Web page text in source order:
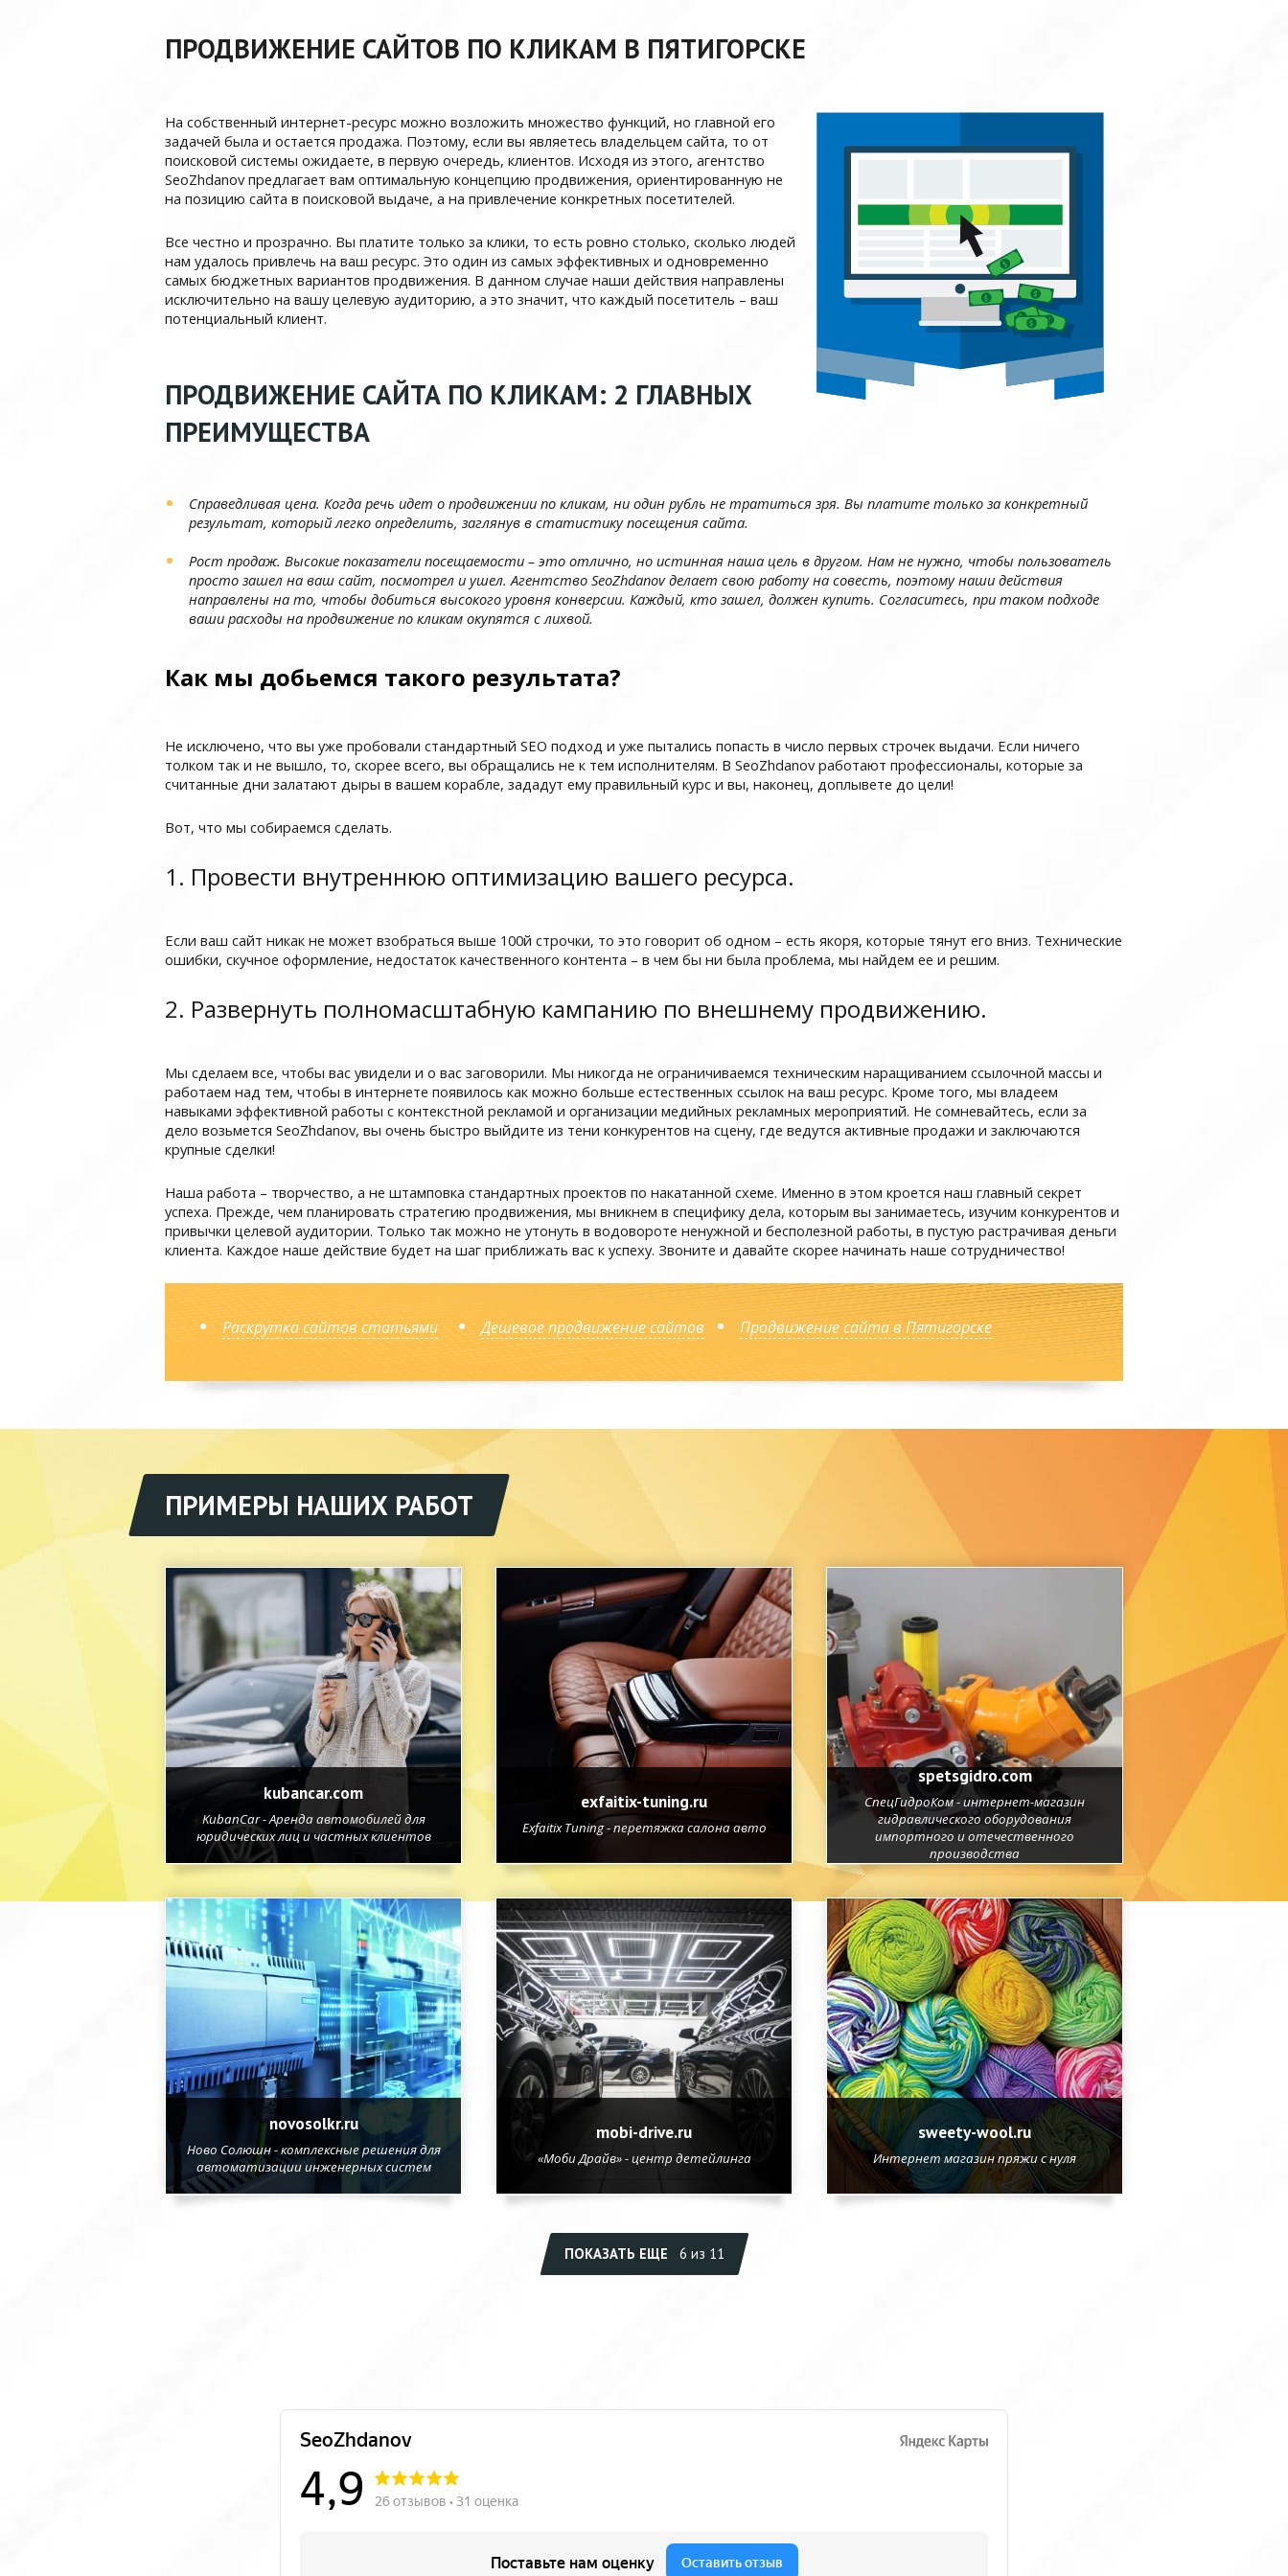
ПРОДВИЖЕНИЕ САЙТОВ ПО КЛИКАМ В ПЯТИГОРСКЕ
На собственный интернет-ресурс можно возложить множество функций, но главной его
задачей была и остается продажа. Поэтому, если вы являетесь владельцем сайта, то от
поисковой системы ожидаете, в первую очередь, клиентов. Исходя из этого, агентство
SeoZhdanov предлагает вам оптимальную концепцию продвижения, ориентированную не
на позицию сайта в поисковой выдаче, а на привлечение конкретных посетителей.
Все честно и прозрачно. Вы платите только за клики, то есть ровно столько, сколько людей
нам удалось привлечь на ваш ресурс. Это один из самых эффективных и одновременно
самых бюджетных вариантов продвижения. В данном случае наши действия направлены
исключительно на вашу целевую аудиторию, а это значит, что каждый посетитель – ваш
потенциальный клиент.
ПРОДВИЖЕНИЕ САЙТА ПО КЛИКАМ: 2 ГЛАВНЫХ
ПРЕИМУЩЕСТВА
Справедливая цена. Когда речь идет о продвижении по кликам, ни один рубль не тратиться зря. Вы платите только за конкретный
результат, который легко определить, заглянув в статистику посещения сайта.
Рост продаж. Высокие показатели посещаемости – это отлично, но истинная наша цель в другом. Нам не нужно, чтобы пользователь
просто зашел на ваш сайт, посмотрел и ушел. Агентство SeoZhdanov делает свою работу на совесть, поэтому наши действия
направлены на то, чтобы добиться высокого уровня конверсии. Каждый, кто зашел, должен купить. Согласитесь, при таком подходе
ваши расходы на продвижение по кликам окупятся с лихвой.
Как мы добьемся такого результата?
Не исключено, что вы уже пробовали стандартный SEO подход и уже пытались попасть в число первых строчек выдачи. Если ничего
толком так и не вышло, то, скорее всего, вы обращались не к тем исполнителям. В SeoZhdanov работают профессионалы, которые за
считанные дни залатают дыры в вашем корабле, зададут ему правильный курс и вы, наконец, доплывете до цели!
Вот, что мы собираемся сделать.
1. Провести внутреннюю оптимизацию вашего ресурса.
Если ваш сайт никак не может взобраться выше 100й строчки, то это говорит об одном – есть якоря, которые тянут его вниз. Технические
ошибки, скучное оформление, недостаток качественного контента – в чем бы ни была проблема, мы найдем ее и решим.
2. Развернуть полномасштабную кампанию по внешнему продвижению.
Мы сделаем все, чтобы вас увидели и о вас заговорили. Мы никогда не ограничиваемся техническим наращиванием ссылочной массы и
работаем над тем, чтобы в интернете появилось как можно больше естественных ссылок на ваш ресурс. Кроме того, мы владеем
навыками эффективной работы с контекстной рекламой и организации медийных рекламных мероприятий. Не сомневайтесь, если за
дело возьмется SeoZhdanov, вы очень быстро выйдите из тени конкурентов на сцену, где ведутся активные продажи и заключаются
крупные сделки!
Наша работа – творчество, а не штамповка стандартных проектов по накатанной схеме. Именно в этом кроется наш главный секрет
успеха. Прежде, чем планировать стратегию продвижения, мы вникнем в специфику дела, которым вы занимаетесь, изучим конкурентов и
привычки целевой аудитории. Только так можно не утонуть в водовороте ненужной и бесполезной работы, в пустую растрачивая деньги
клиента. Каждое наше действие будет на шаг приближать вас к успеху. Звоните и давайте скорее начинать наше сотрудничество!
Раскрутка сайтов статьями Дешевое продвижение сайтов Продвижение сайта в Пятигорске
ПРИМЕРЫ НАШИХ РАБОТ
kubancar.com
KubanCar - Аренда автомобилей для
юридических лиц и частных клиентов
exfaitix-tuning.ru
Exfaitix Tuning - перетяжка салона авто
spetsgidro.com
СпецГидроКом - интернет-магазин
гидравлического оборудования
импортного и отечественного
производства
novosolkr.ru
Ново Солюшн - комплексные решения для
автоматизации инженерных систем
mobi-drive.ru
«Моби Драйв» - центр детейлинга
sweety-wool.ru
Интернет магазин пряжи с нуля
ПОКАЗАТЬ ЕЩЕ 6 из 11